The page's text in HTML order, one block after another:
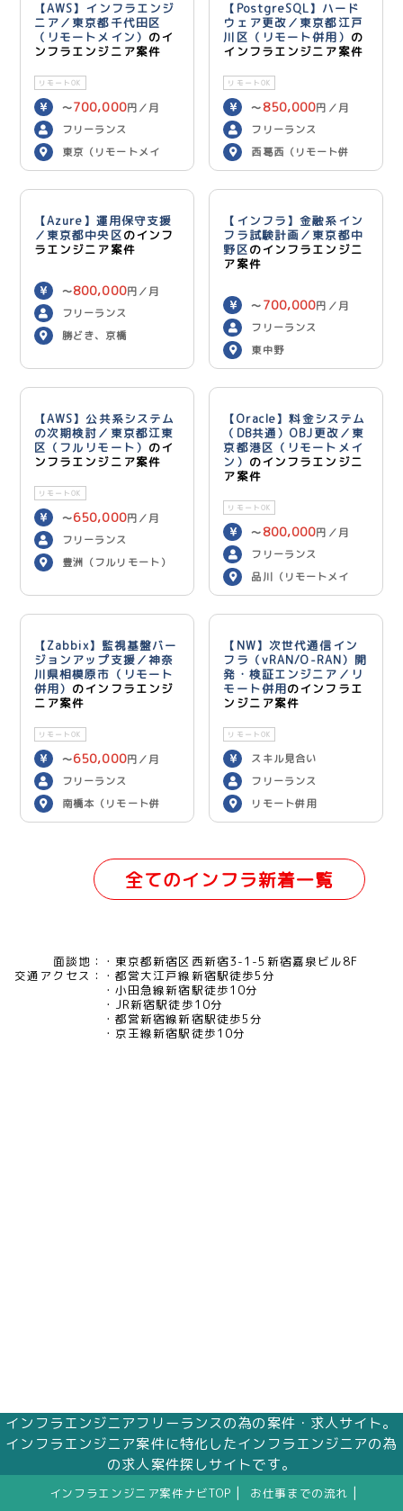
【AWS】インフラエンジ
ニア／東京都千代田区
（リモートメイン） のイ
ンフラエンジニア案件
リモートOK
〜700,000円／月
フリーランス
東京（リモートメイ
ン）
【PostgreSQL】ハード
ウェア更改／東京都江戸
川区（リモート併用） の
インフラエンジニア案件
リモートOK
〜 850,000円／月
フリーランス
西葛西（リモート併
用）
【Azure】運用保守支援
／東京都中央区のインフ
ラエンジニア案件
〜800,000円／月
フリーランス
勝どき、京橋
【インフラ】金融系イン
フラ試験計画／東京都中
野区のインフラエンジニ
ア案件
〜 700,000円／月
フリーランス
東中野
【AWS】公共系システム
の次期検討／東京都江東
区（フルリモート） のイ
ンフラエンジニア案件
リモートOK
〜650,000円／月
フリーランス
豊洲（フルリモート）
【Oracle】料金システム
（DB共通）OBJ更改／東
京都港区（リモートメイ
ン） のインフラエンジニ
ア案件
リモートOK
〜 800,000円／月
フリーランス
品川（リモートメイ
ン）
【Zabbix】監視基盤バー
ジョンアップ支援／神奈
川県相模原市（リモート
併用） のインフラエンジ
ニア案件
リモートOK
〜650,000円／月
フリーランス
南橋本（リモート併
用）
【NW】次世代通信イン
フラ（vRAN/O-RAN）開
発・検証エンジニア／リ
モート併用のインフラエ
ンジニア案件
リモートOK
スキル見合い
フリーランス
リモート併用
全てのインフラ新着一覧
面談地：
東京都新宿区西新宿3-1-5新宿嘉泉ビル8F
交通アクセス：
都営大江戸線新宿駅徒歩5分
小田急線新宿駅徒歩10分
JR新宿駅徒歩10分
都営新宿線新宿駅徒歩5分
京王線新宿駅徒歩10分
インフラエンジニアフリーランスの為の案件・求人サイト。
インフラエンジニア案件に特化したインフラエンジニアの為
の求人案件探しサイトです。
インフラエンジニア案件ナビTOP お仕事までの流れ